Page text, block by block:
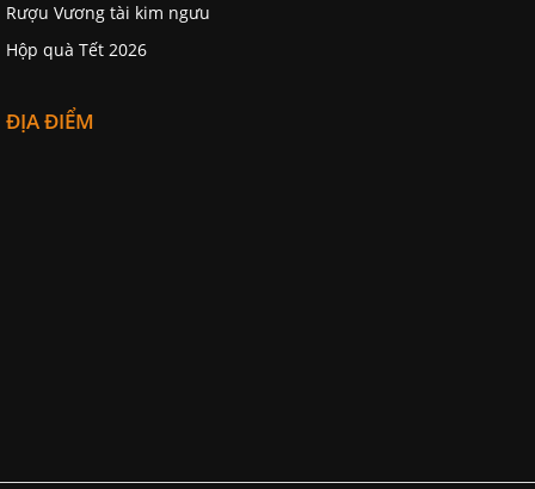
Rượu Vương tài kim ngưu
Hộp quà Tết 2026
ĐỊA ĐIỂM